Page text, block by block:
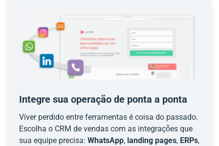
Integre sua operação de ponta a ponta
Viver perdido entre ferramentas é coisa do passado.
Escolha o CRM de vendas com as integrações que
sua equipe precisa: WhatsApp, landing pages, ERPs,